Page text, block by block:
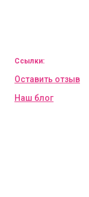
Ссылки:
Оставить отзыв
Наш блог